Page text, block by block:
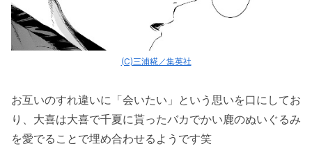
(C)三浦糀／集英社
お互いのすれ違いに「会いたい」という思いを口にしてお
り、大喜は大喜で千夏に貰ったバカでかい鹿のぬいぐるみ
を愛でることで埋め合わせるようです笑